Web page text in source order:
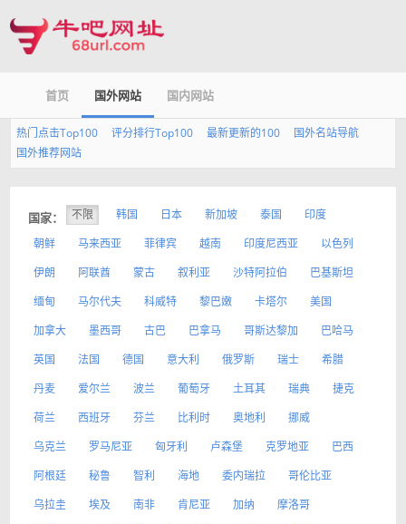
首页 国外网站 国内网站
热门点击Top100 评分排行Top100 最新更新的100
国外名站导航
国外推荐网站
国家： 不限 韩国 日本 新加坡 泰国
印度
朝鲜
马来西亚 菲律宾 越南 印度尼西亚
以色列
伊朗
阿联酋 蒙古 叙利亚 沙特阿拉伯
巴基斯坦
缅甸
马尔代夫 科威特 黎巴嫩 卡塔尔
美国
加拿大
墨西哥 古巴 巴拿马 哥斯达黎加
巴哈马
英国
法国 德国 意大利 俄罗斯 瑞士
希腊
丹麦
爱尔兰 波兰 葡萄牙 土耳其 瑞典
捷克
荷兰
西班牙 芬兰 比利时 奥地利
挪威
乌克兰
罗马尼亚 匈牙利 卢森堡 克罗地亚
巴西
阿根廷
秘鲁 智利 海地 委内瑞拉
哥伦比亚
乌拉圭
埃及 南非 肯尼亚 加纳
摩洛哥